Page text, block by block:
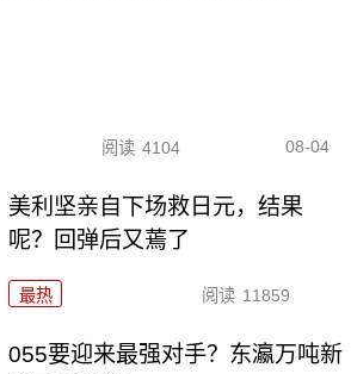
阅读 4104 08-04
美利坚亲自下场救日元，结果
呢？回弹后又蔫了
最热 阅读 11859
055要迎来最强对手？东瀛万吨新